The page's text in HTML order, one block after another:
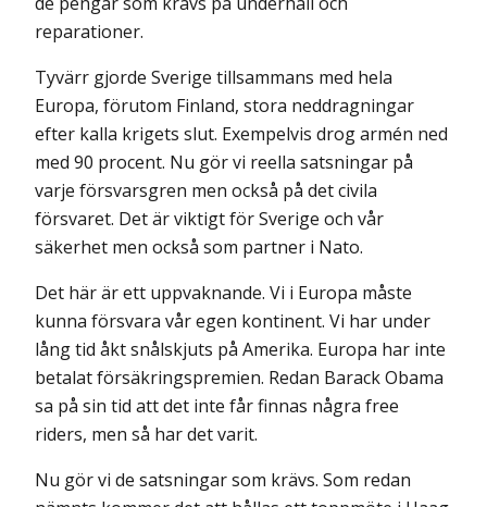
reparationer.
Tyvärr gjorde Sverige tillsammans med hela
Europa, förutom Finland, stora neddragningar
efter kalla krigets slut. Exempelvis drog armén ned
med 90 procent. Nu gör vi reella satsningar på
varje försvarsgren men också på det civila
försvaret. Det är viktigt för Sverige och vår
säkerhet men också som partner i Nato.
Det här är ett uppvaknande. Vi i Europa måste
kunna försvara vår egen kontinent. Vi har under
lång tid åkt snålskjuts på Amerika. Europa har inte
betalat försäkringspremien. Redan Barack Obama
sa på sin tid att det inte får finnas några free
riders, men så har det varit.
Nu gör vi de satsningar som krävs. Som redan